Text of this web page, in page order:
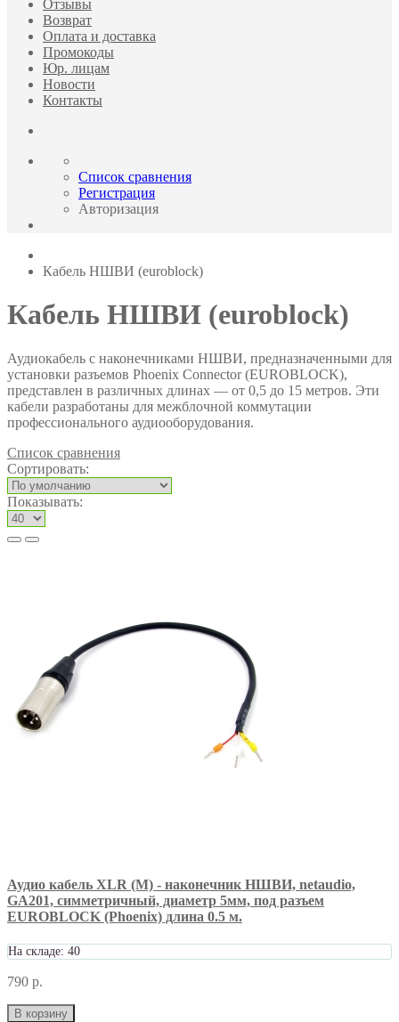
Отзывы
Возврат
Оплата и доставка
Промокоды
Юр. лицам
Новости
Контакты
Список сравнения
Регистрация
Авторизация
Кабель НШВИ (euroblock)
Кабель НШВИ (euroblock)
Аудиокабель с наконечниками НШВИ, предназначенными для
установки разъемов Phoenix Connector (EUROBLOCK),
представлен в различных длинах — от 0,5 до 15 метров. Эти
кабели разработаны для межблочной коммутации
профессионального аудиооборудования.
Список сравнения
Сортировать:
Показывать:
Аудио кабель XLR (M) - наконечник НШВИ, netaudio,
GA201, симметричный, диаметр 5мм, под разъем
EUROBLOCK (Phoenix) длина 0.5 м.
На складе: 40
790 р.
В корзину